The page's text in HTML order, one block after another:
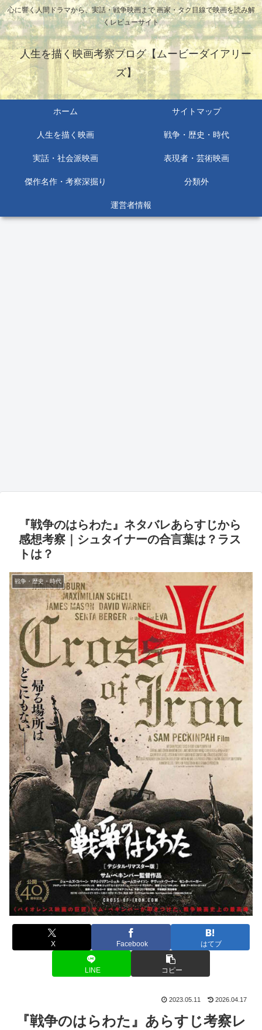
心に響く人間ドラマから、実話・戦争映画まで 画家・タク目線で映画を読み解
くレビューサイト
人生を描く映画考察ブログ【ムービーダイアリー
ズ】
ホーム サイトマップ
人生を描く映画 戦争・歴史・時代
実話・社会派映画 表現者・芸術映画
傑作名作・考察深掘り 分類外
運営者情報
『戦争のはらわた』ネタバレあらすじから
感想考察｜シュタイナーの合言葉は？ラス
トは？
戦争・歴史・時代
X Facebook はてブ
LINE コピー
2023.05.11 2026.04.17
『戦争のはらわた』あらすじ考察レ